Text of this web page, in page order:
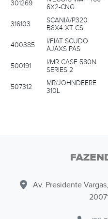
301269
6X2-CNG
316103
SCANIA/P320
B8X4 XT CS
400385
I/FIAT SCUDO
AJAXS PAS
500191
I/MR CASE 580N
SERIES 2
507312
MR/JOHNDEERE
310L
Av. Presidente